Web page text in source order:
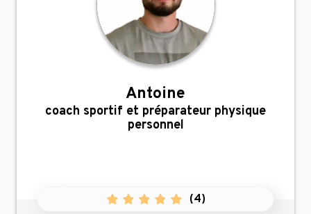
Antoine
,
coach sportif et préparateur physique
personnel
(4)